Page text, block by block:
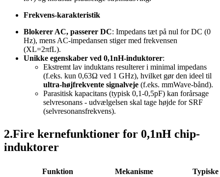
Frekvens-karakteristik
Blokerer AC, passerer DC: Impedans tæt på nul for DC (0
Hz), mens AC-impedansen stiger med frekvensen
(XL=2πfL).
Unikke egenskaber ved 0,1nH-induktorer:
Ekstremt lav induktans resulterer i minimal impedans
(f.eks. kun 0,63Ω ved 1 GHz), hvilket gør den ideel til
ultra-højfrekvente signalveje (f.eks. mmWave-bånd).
Parasitisk kapacitans (typisk 0,1-0,5pF) kan forårsage
selvresonans - udvælgelsen skal tage højde for SRF
(selvresonansfrekvens).
2.Fire kernefunktioner for 0,1nH chip-
induktorer
Funktion Mekanisme Typiske